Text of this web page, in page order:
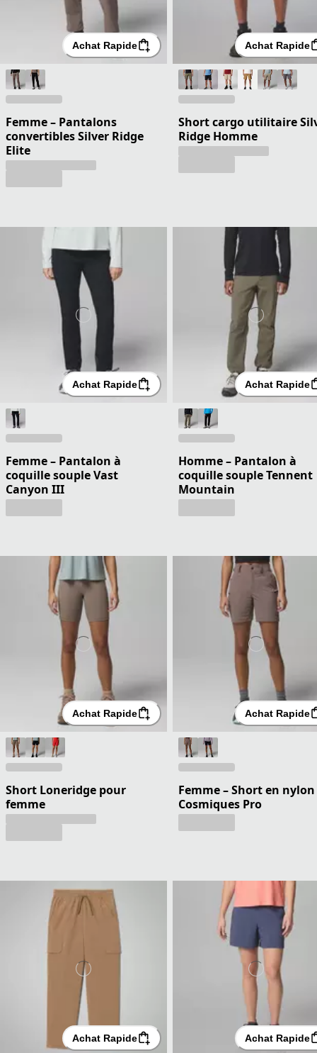
Achat Rapide
Femme – Pantalons
convertibles Silver Ridge
Elite
Achat Rapide
Short cargo utilitaire
Ridge Homme
Achat Rapide
Femme – Pantalon à
coquille souple Vast
Canyon III
Achat Rapide
Homme – Pantalon à
coquille souple Tennent
Mountain
Achat Rapide
Short Loneridge pour
femme
Achat Rapide
Femme – Short en nylon
Cosmiques Pro
Achat Rapide Achat Rapide